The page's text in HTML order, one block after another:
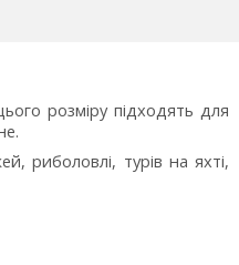
розміру підходять для
риболовлі, турів на яхті,